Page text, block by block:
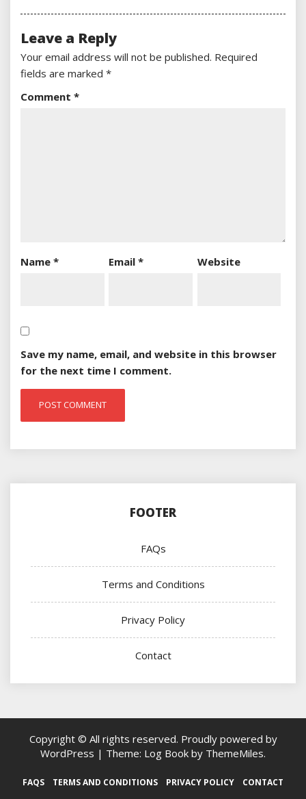
Leave a Reply
Your email address will not be published. Required
fields are marked *
Comment *
Name * Email* Website
Save my name, email, and website in this browser
for the next time I comment.
FOOTER
FAQs
Terms and Conditions
Privacy Policy
Contact
Copyright © All rights reserved. Proudly powered by
WordPress | Theme: Log Book by ThemeMiles.
FAQS TERMS AND CONDITIONS PRIVACY POLICY CONTACT